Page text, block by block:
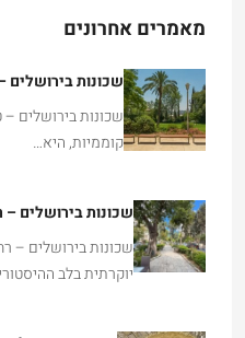
שכונות בירושלים –
קוממיות, היא…
שכונות בירושלים –
יוקרתית בלב